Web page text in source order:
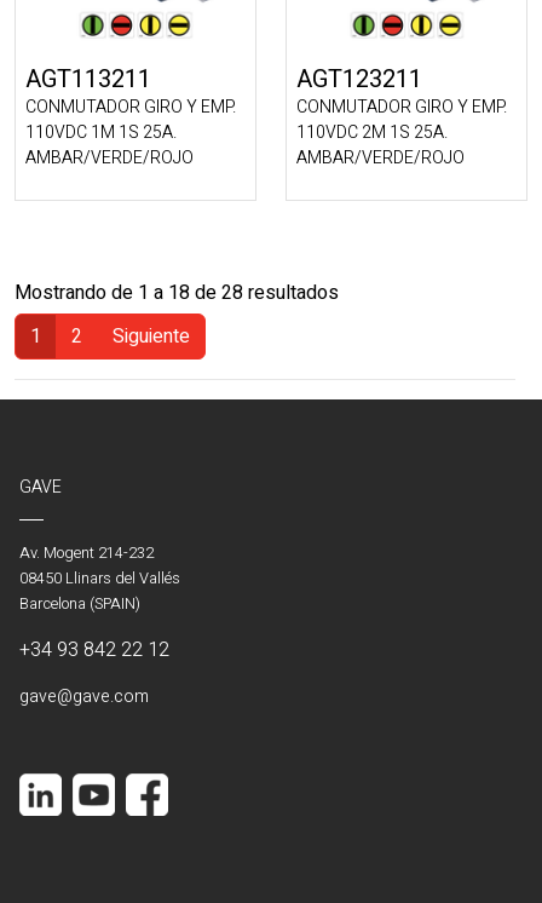
AGT113211
CONMUTADOR GIRO Y EMP.
110VDC 1M 1S 25A.
AMBAR/VERDE/ROJO
AGT123211
CONMUTADOR GIRO Y EMP.
110VDC 2M 1S 25A.
AMBAR/VERDE/ROJO
Mostrando de 1 a 18 de 28 resultados
1
(Actual)
2 Siguiente
GAVE
Av. Mogent 214-232
08450 Llinars del Vallés
Barcelona (SPAIN)
+34 93 842 22 12
gave@gave.com